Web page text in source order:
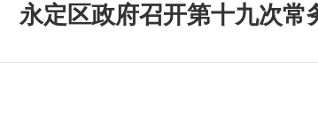
永定区政府召开第十九次常